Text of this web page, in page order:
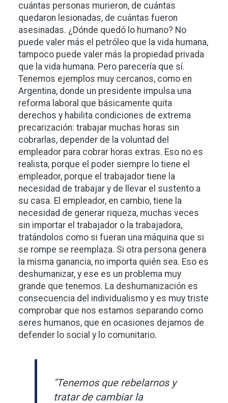
cuántas personas murieron, de cuántas
quedaron lesionadas, de cuántas fueron
asesinadas. ¿Dónde quedó lo humano? No
puede valer más el petróleo que la vida humana,
tampoco puede valer más la propiedad privada
que la vida humana. Pero parecería que sí.
Tenemos ejemplos muy cercanos, como en
Argentina, donde un presidente impulsa una
reforma laboral que básicamente quita
derechos y habilita condiciones de extrema
precarización: trabajar muchas horas sin
cobrarlas, depender de la voluntad del
empleador para cobrar horas extras. Eso no es
realista, porque el poder siempre lo tiene el
empleador, porque el trabajador tiene la
necesidad de trabajar y de llevar el sustento a
su casa. El empleador, en cambio, tiene la
necesidad de generar riqueza, muchas veces
sin importar el trabajador o la trabajadora,
tratándolos como si fueran una máquina que si
se rompe se reemplaza. Si otra persona genera
la misma ganancia, no importa quién sea. Eso es
deshumanizar, y ese es un problema muy
grande que tenemos. La deshumanización es
consecuencia del individualismo y es muy triste
comprobar que nos estamos separando como
seres humanos, que en ocasiones dejamos de
defender lo social y lo comunitario.
"Tenemos que rebelarnos y
tratar de cambiar la